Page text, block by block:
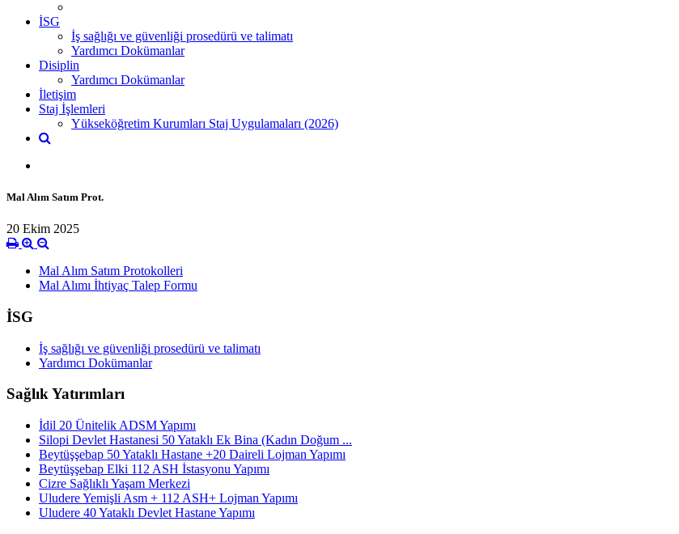
İSG
İş sağlığı ve güvenliği prosedürü ve talimatı
Yardımcı Dokümanlar
Disiplin
Yardımcı Dokümanlar
İletişim
Staj İşlemleri
Yükseköğretim Kurumları Staj Uygulamaları (2026)
Mal Alım Satım Prot.
20 Ekim 2025
Mal Alım Satım Protokolleri
Mal Alımı İhtiyaç Talep Formu
İSG
İş sağlığı ve güvenliği prosedürü ve talimatı
Yardımcı Dokümanlar
Sağlık Yatırımları
İdil 20 Ünitelik ADSM Yapımı
Silopi Devlet Hastanesi 50 Yataklı Ek Bina (Kadın Doğum ...
Beytüşşebap 50 Yataklı Hastane +20 Daireli Lojman Yapımı
Beytüşşebap Elki 112 ASH İstasyonu Yapımı
Cizre Sağlıklı Yaşam Merkezi
Uludere Yemişli Asm + 112 ASH+ Lojman Yapımı
Uludere 40 Yataklı Devlet Hastane Yapımı